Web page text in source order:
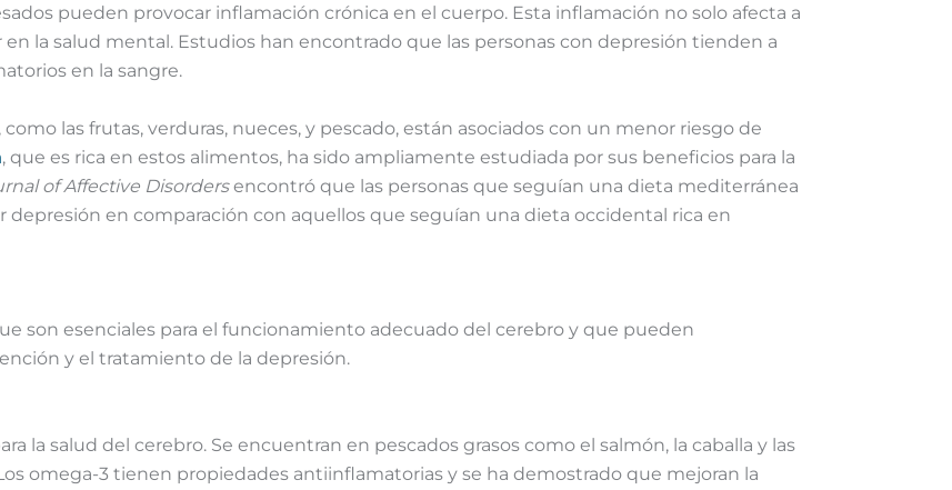
pueden provocar inflamación crónica en el cuerpo. Esta inflamación no solo afecta a
la salud mental. Estudios han encontrado que las personas con depresión tienden a
en la sangre.
las frutas, verduras, nueces, y pescado, están asociados con un menor riesgo de
, que es rica en estos alimentos, ha sido ampliamente estudiada por sus beneficios para la
of Affective Disordersencontró que las personas que seguían una dieta mediterránea
depresión en comparación con aquellos que seguían una dieta occidental rica en
son esenciales para el funcionamiento adecuado del cerebro y que pueden
y el tratamiento de la depresión.
la salud del cerebro. Se encuentran en pescados grasos como el salmón, la caballa y las
omega-3 tienen propiedades antiinflamatorias y se ha demostrado que mejoran la